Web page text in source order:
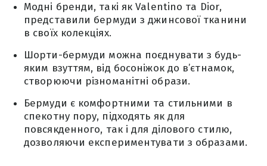
Модні бренди, такі як Valentino та Dior,
представили бермуди з джинсової тканини
в своїх колекціях.
Шорти-бермуди можна поєднувати з будь-
яким взуттям, від босоніжок до в’єтнамок,
створюючи різноманітні образи.
Бермуди є комфортними та стильними в
спекотну пору, підходять як для
повсякденного, так і для ділового стилю,
дозволяючи експериментувати з образами.